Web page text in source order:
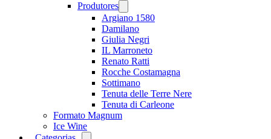
Produtores
menu
Argiano 1580
Damilano
Giulia Negri
IL Marroneto
Renato Ratti
Rocche Costamagna
Sottimano
Tenuta delle Terre Nere
Tenuta di Carleone
Formato Magnum
Ice Wine